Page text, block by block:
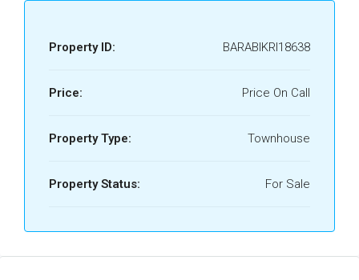
Property ID: BARABIKRI18638
Price: Price On Call
Property Type: Townhouse
Property Status: For Sale